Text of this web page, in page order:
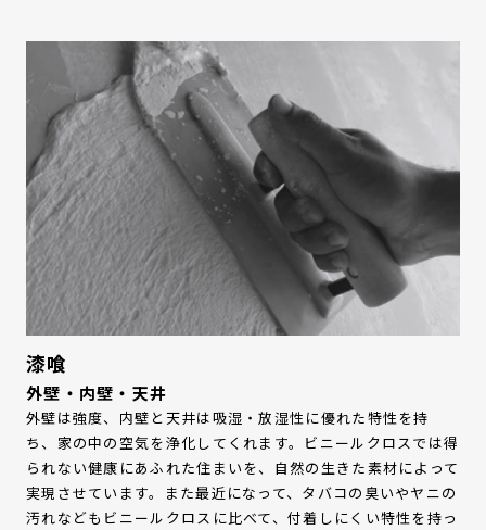
漆喰
外壁・内壁・天井
外壁は強度、内壁と天井は吸湿・放湿性に優れた特性を持
ち、家の中の空気を浄化してくれます。ビニールクロスでは得
られない健康にあふれた住まいを、自然の生きた素材によって
実現させています。また最近になって、タバコの臭いやヤニの
汚れなどもビニールクロスに比べて、付着しにくい特性を持っ